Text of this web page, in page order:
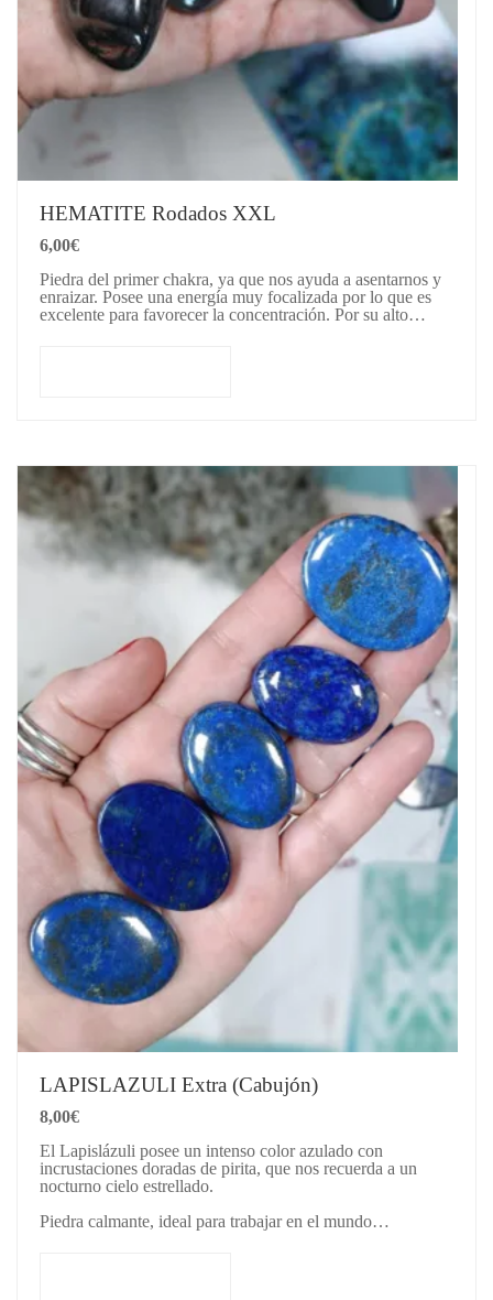
HEMATITE Rodados XXL
6,00€
Piedra del primer chakra, ya que nos ayuda a asentarnos y
enraizar. Posee una energía muy focalizada por lo que es
excelente para favorecer la concentración. Por su alto…
LAPISLAZULI Extra (Cabujón)
8,00€
El Lapislázuli posee un intenso color azulado con
incrustaciones doradas de pirita, que nos recuerda a un
nocturno cielo estrellado.
Piedra calmante, ideal para trabajar en el mundo…